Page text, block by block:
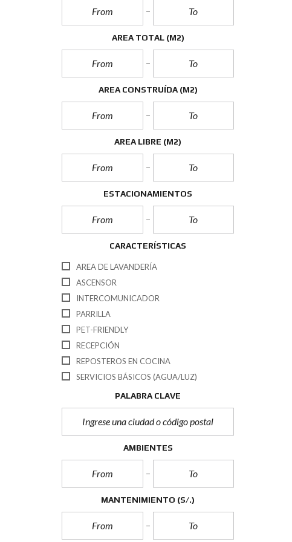
AREA TOTAL (M2)
AREA CONSTRUÍDA (M2)
AREA LIBRE (M2)
ESTACIONAMIENTOS
CARACTERÍSTICAS
AREA DE LAVANDERÍA
ASCENSOR
INTERCOMUNICADOR
PARRILLA
PET-FRIENDLY
RECEPCIÓN
REPOSTEROS EN COCINA
SERVICIOS BÁSICOS (AGUA/LUZ)
PALABRA CLAVE
AMBIENTES
MANTENIMIENTO (S/.)